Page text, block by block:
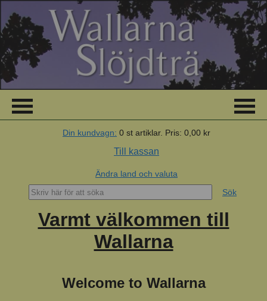
Din kundvagn: 0 st artiklar. Pris: 0,00 kr
Till kassan
Ändra land och valuta
Sök
Varmt välkommen till
Wallarna
Welcome to Wallarna